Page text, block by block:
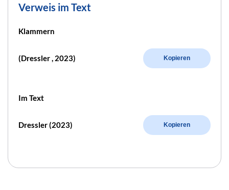
Verweis im Text
Klammern
(Dressler , 2023) Kopieren
Im Text
Dressler (2023) Kopieren